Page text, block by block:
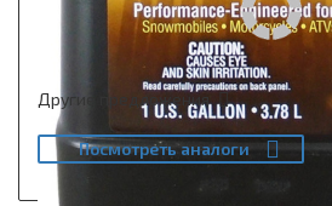
Другие предложения
Посмотреть аналоги